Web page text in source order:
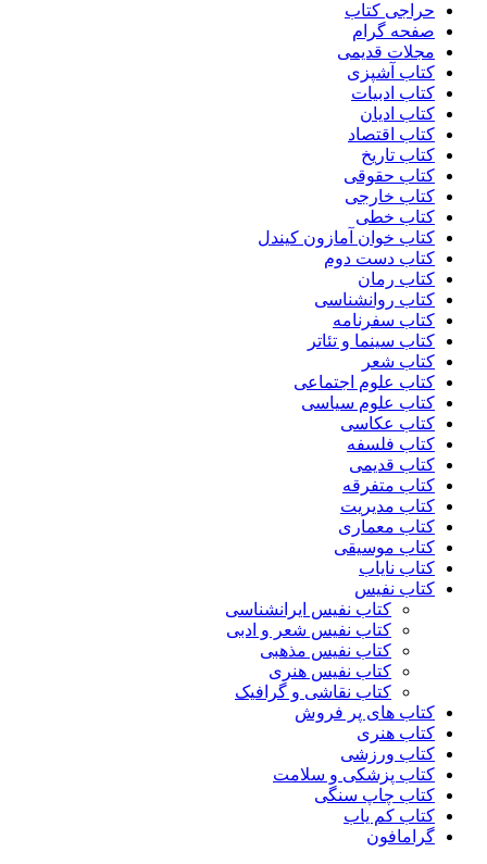
حراجی کتاب
صفحه گرام
مجلات قدیمی
کتاب آشپزی
کتاب ادبیات
کتاب ادیان
کتاب اقتصاد
کتاب تاریخ
کتاب حقوقی
کتاب خارجی
کتاب خطی
کتاب خوان آمازون کیندل
کتاب دست دوم
کتاب رمان
کتاب روانشناسی
کتاب سفرنامه
کتاب سینما و تئاتر
کتاب شعر
کتاب علوم اجتماعی
کتاب علوم سیاسی
کتاب عکاسی
کتاب فلسفه
کتاب قدیمی
کتاب متفرقه
کتاب مدیریت
کتاب معماری
کتاب موسیقی
کتاب نایاب
کتاب نفیس
کتاب نفیس ایرانشناسی
کتاب نفیس شعر و ادبی
کتاب نفیس مذهبی
کتاب نفیس هنری
کتاب نقاشی و گرافیک
کتاب های پر فروش
کتاب هنری
کتاب ورزشی
کتاب پزشکی و سلامت
کتاب چاپ سنگی
کتاب کم یاب
گرامافون